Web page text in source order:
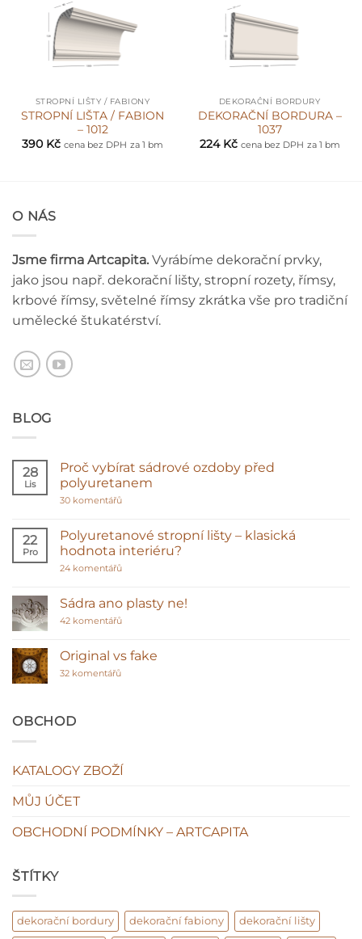
STROPNÍ LIŠTY / FABIONY
STROPNÍ LIŠTA / FABION
– 1012
390 Kč cena bez DPH za 1 bm
DEKORAČNÍ BORDURY
DEKORAČNÍ BORDURA –
1037
224 Kč cena bez DPH za 1 bm
O NÁS
Jsme firma Artcapita. Vyrábíme dekorační prvky,
jako jsou např. dekorační lišty, stropní rozety, římsy,
krbové římsy, světelné římsy zkrátka vše pro tradiční
umělecké štukatérství.
BLOG
28
Lis
Proč vybírat sádrové ozdoby před
polyuretanem
30 komentářůu
názvem
Proč
vybírat
ozdoby
22
Pro
Polyuretanové stropní lišty – klasická
hodnota interiéru?
24 komentářůu
názvem
Polyuretanové
stropní
klasická
hodnota
Sádra ano plasty ne!
42 komentářůu
názvem
Sádra
Original vs fake
32 komentářůu
OBCHOD
KATALOGY ZBOŽÍ
MŮJ ÚČET
OBCHODNÍ PODMÍNKY – ARTCAPITA
ŠTÍTKY
dekorační bordury dekorační fabiony dekorační lišty